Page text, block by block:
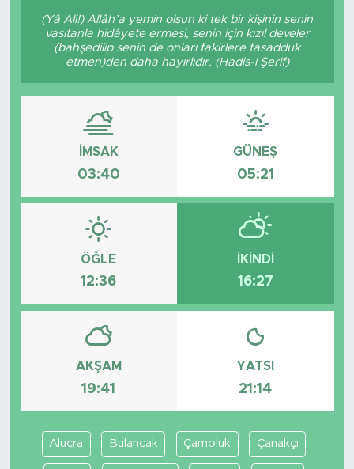
(Yâ Ali!) Allâh’a yemin olsun ki tek bir kişinin senin
vasıtanla hidâyete ermesi, senin için kızıl develer
(bahşedilip senin de onları fakirlere tasadduk
etmen)den daha hayırlıdır. (Hadis-i Şerif)
İMSAK
03:40
GÜNEŞ
05:21
ÖĞLE
12:36
İKINDI
16:27
AKŞAM
19:41
YATSI
21:14
Alucra Bulancak Çamoluk Çanakçı